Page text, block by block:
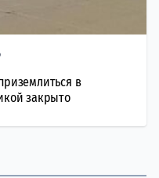
в
закрыто